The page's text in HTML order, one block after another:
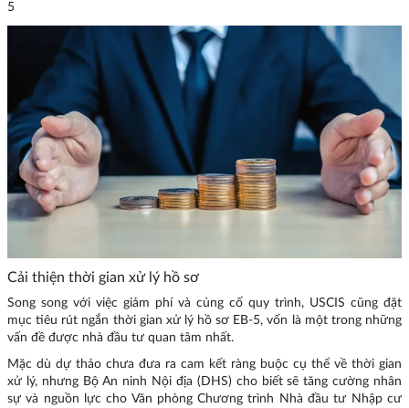
5
Cải thiện thời gian xử lý hồ sơ
Song song với việc giảm phí và củng cố quy trình, USCIS cũng đặt
mục tiêu rút ngắn thời gian xử lý hồ sơ EB-5, vốn là một trong những
vấn đề được nhà đầu tư quan tâm nhất.
Mặc dù dự thảo chưa đưa ra cam kết ràng buộc cụ thể về thời gian
xử lý, nhưng Bộ An ninh Nội địa (DHS) cho biết sẽ tăng cường nhân
sự và nguồn lực cho Văn phòng Chương trình Nhà đầu tư Nhập cư